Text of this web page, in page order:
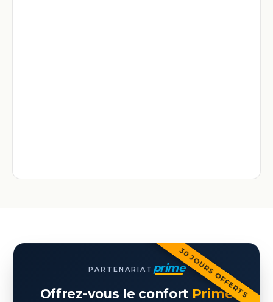
30 JOURS OFFERTS
PARTENARIAT prime
Offrez-vous le confort Prime